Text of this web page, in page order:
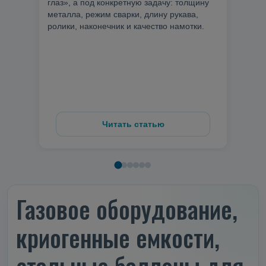
глаз», а под конкретную задачу: толщину
металла, режим сварки, длину рукава,
ролики, наконечник и качество намотки.
Читать статью
Газовое оборудование,
криогенные емкости,